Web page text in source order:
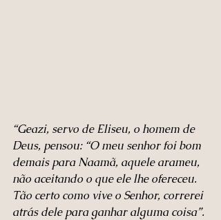
“Geazi, servo de Eliseu, o homem de
Deus, pensou: “O meu senhor foi bom
demais para Naamã, aquele arameu,
não aceitando o que ele lhe ofereceu.
Tão certo como vive o Senhor, correrei
atrás dele para ganhar alguma coisa”.